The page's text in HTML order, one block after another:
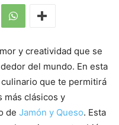
y creatividad que se
del mundo. En esta
que te permitirá
más clásicos y
de Jamón y Queso. Esta